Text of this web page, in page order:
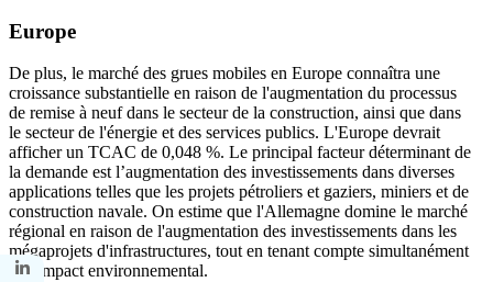
Europe
De plus, le marché des grues mobiles en Europe connaîtra une
croissance substantielle en raison de l'augmentation du processus
de remise à neuf dans le secteur de la construction, ainsi que dans
le secteur de l'énergie et des services publics. L'Europe devrait
afficher un TCAC de 0,048 %. Le principal facteur déterminant de
la demande est l’augmentation des investissements dans diverses
applications telles que les projets pétroliers et gaziers, miniers et de
construction navale. On estime que l'Allemagne domine le marché
régional en raison de l'augmentation des investissements dans les
mégaprojets d'infrastructures, tout en tenant compte simultanément
de l'impact environnemental.